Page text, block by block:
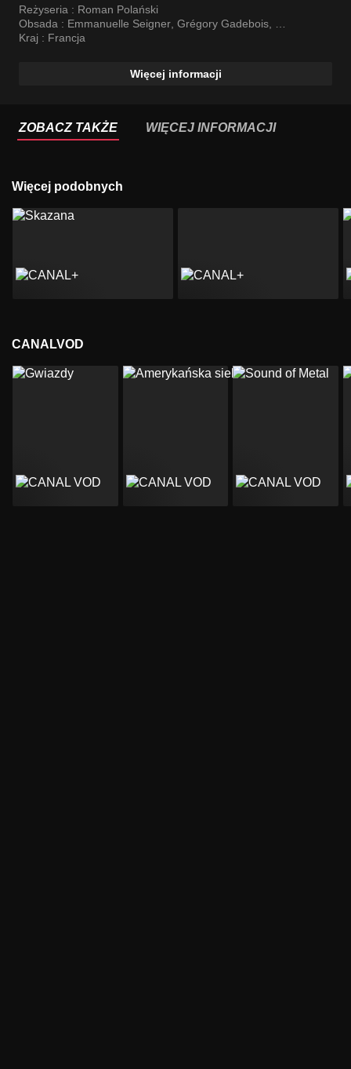
Reżyseria : Roman Polański
Obsada : Emmanuelle Seigner, Grégory Gadebois,
Jean Dujardin
Kraj : Francja
Więcej informacji
ZOBACZ TAKŻE WIĘCEJ INFORMACJI
Więcej podobnych
CANALVOD